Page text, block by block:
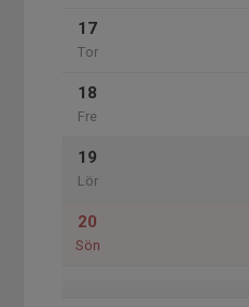
17
Tor
18
Fre
19
Lör
20
Sön